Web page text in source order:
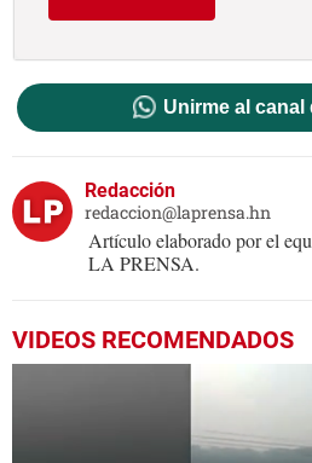
Unirme al canal
Redacción
redaccion@laprensa.hn
Artículo elaborado por el
LA PRENSA.
VIDEOS RECOMENDADOS